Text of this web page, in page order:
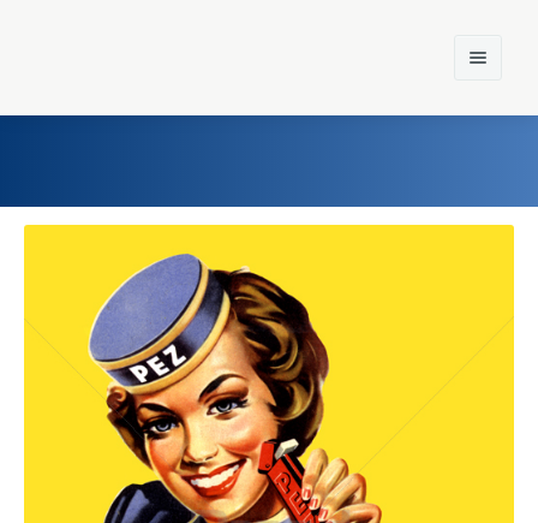
Home
Einst und Heute
Marken
Konzerne